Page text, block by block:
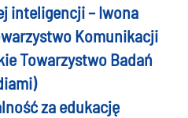
inteligencji – Iwona
Komunikacji
Towarzystwo Badań
za edukację